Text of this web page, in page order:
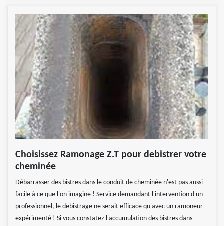
Choisissez Ramonage Z.T pour debistrer votre
cheminée
Débarrasser des bistres dans le conduit de cheminée n'est pas aussi
facile à ce que l'on imagine ! Service demandant l'intervention d'un
professionnel, le debistrage ne serait efficace qu'avec un ramoneur
expérimenté ! Si vous constatez l'accumulation des bistres dans